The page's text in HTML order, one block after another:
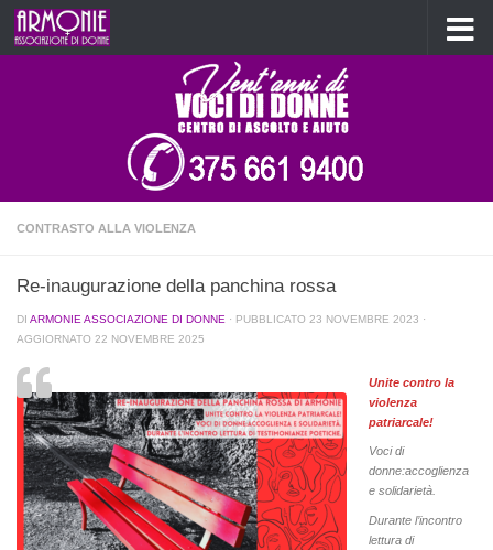
Salta al contenuto
CONTRASTO ALLA VIOLENZA
Re-inaugurazione della panchina rossa
DI ARMONIE ASSOCIAZIONE DI DONNE · PUBBLICATO 23 NOVEMBRE 2023 ·
AGGIORNATO 22 NOVEMBRE 2025
Unite contro la
violenza
patriarcale!
Voci di
donne:accoglienza
e solidarietà.
Durante l’incontro
lettura di